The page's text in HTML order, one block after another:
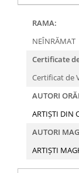
RAMA:
NEÎNRĂMAT
Certificate
Certificat de
AUTORI
ARTIȘTI DIN
AUTORI
ARTIȘTI